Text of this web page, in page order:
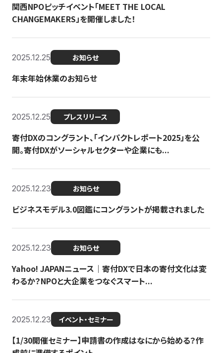
関西NPOピッチイベント「MEET THE LOCAL
CHANGEMAKERS」を開催しました！
2025.12.25 お知らせ
年末年始休業のお知らせ
2025.12.25 プレスリリース
寄付DXのコングラント、「インパクトレポート2025」を公
開。寄付DXがソーシャルセクターや企業にも...
2025.12.23 お知らせ
ビジネスモデル3.0図鑑にコングラントが掲載されました
2025.12.23 お知らせ
Yahoo! JAPANニュース｜寄付DXで日本の寄付文化は変
わるか？NPOと大企業をつなぐスマート...
2025.12.23 イベント・セミナー
【1/30開催セミナー】申請書の作成はなにから始める？作